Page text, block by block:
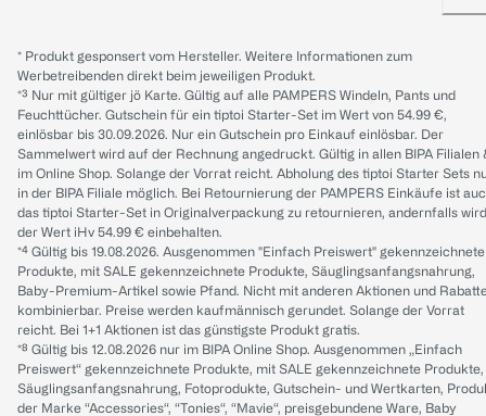
* Produkt gesponsert vom Hersteller. Weitere Informationen zum
Werbetreibenden direkt beim jeweiligen Produkt.
*³ Nur mit gültiger jö Karte. Gültig auf alle PAMPERS Windeln, Pants und
Feuchttücher. Gutschein für ein tiptoi Starter-Set im Wert von 54.99 €,
einlösbar bis 30.09.2026. Nur ein Gutschein pro Einkauf einlösbar. Der
Sammelwert wird auf der Rechnung angedruckt. Gültig in allen BIPA Filialen
im Online Shop. Solange der Vorrat reicht. Abholung des tiptoi Starter Sets
in der BIPA Filiale möglich. Bei Retournierung der PAMPERS Einkäufe ist
das tiptoi Starter-Set in Originalverpackung zu retournieren, andernfalls wird
der Wert iHv 54.99 € einbehalten.
*⁴ Gültig bis 19.08.2026. Ausgenommen "Einfach Preiswert" gekennzeichnete
Produkte, mit SALE gekennzeichnete Produkte, Säuglingsanfangsnahrung,
Baby-Premium-Artikel sowie Pfand. Nicht mit anderen Aktionen und
kombinierbar. Preise werden kaufmännisch gerundet. Solange der Vorrat
reicht. Bei 1+1 Aktionen ist das günstigste Produkt gratis.
*⁸ Gültig bis 12.08.2026 nur im BIPA Online Shop. Ausgenommen „Einfach
Preiswert“ gekennzeichnete Produkte, mit SALE gekennzeichnete Produkte,
Säuglingsanfangsnahrung, Fotoprodukte, Gutschein- und Wertkarten,
der Marke “Accessories“, “Tonies“, “Mavie“, preisgebundene Ware, Baby